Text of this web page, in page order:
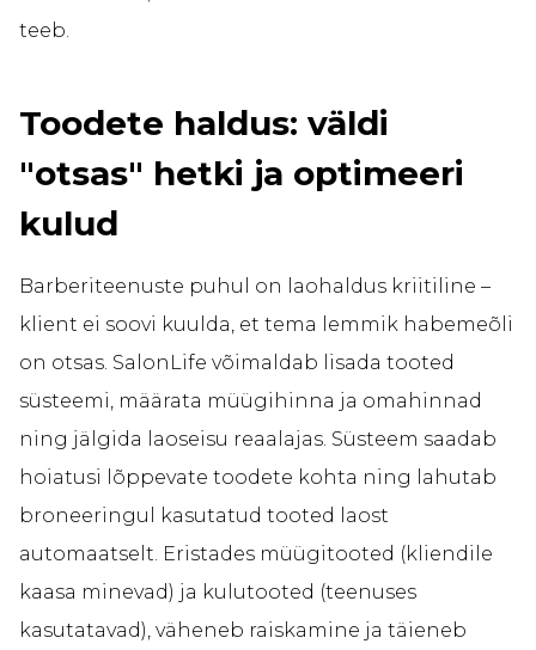
teeb.
Toodete haldus: väldi
"otsas" hetki ja optimeeri
kulud
Barberiteenuste puhul on laohaldus kriitiline –
klient ei soovi kuulda, et tema lemmik habemeõli
on otsas. SalonLife võimaldab lisada tooted
süsteemi, määrata müügihinna ja omahinnad
ning jälgida laoseisu reaalajas. Süsteem saadab
hoiatusi lõppevate toodete kohta ning lahutab
broneeringul kasutatud tooted laost
automaatselt. Eristades müügitooted (kliendile
kaasa minevad) ja kulutooted (teenuses
kasutatavad), väheneb raiskamine ja täieneb